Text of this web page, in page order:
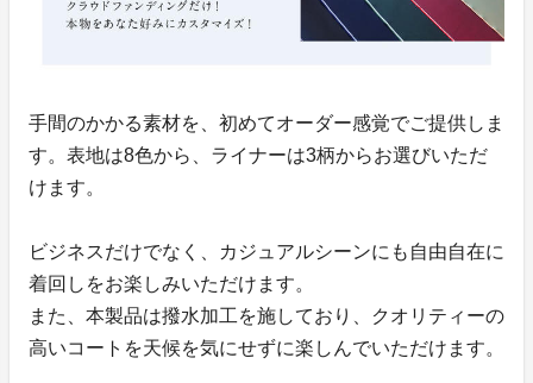
手間のかかる素材を、初めてオーダー感覚でご提供しま
す。表地は8色から、ライナーは3柄からお選びいただ
けます。
ビジネスだけでなく、カジュアルシーンにも自由自在に
着回しをお楽しみいただけます。
また、本製品は撥水加工を施しており、クオリティーの
高いコートを天候を気にせずに楽しんでいただけます。